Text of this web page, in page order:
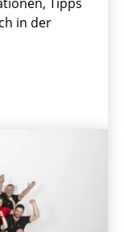
Tipps
in der